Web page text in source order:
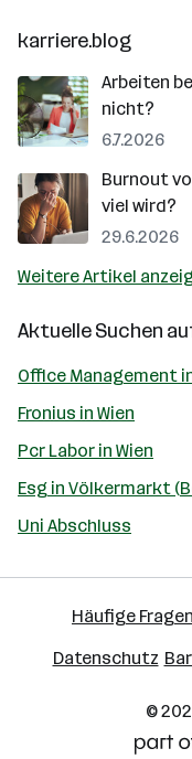
karriere.blog
Arbeiten
nicht?
6.7.2026
Burnout
viel wird?
29.6.2026
Weitere Artikel
Aktuelle Suchen
Office Management
Fronius in Wien
Pcr Labor in Wien
Esg in Völkermarkt
Uni Abschluss
Häufige Fragen
Datenschutz
©